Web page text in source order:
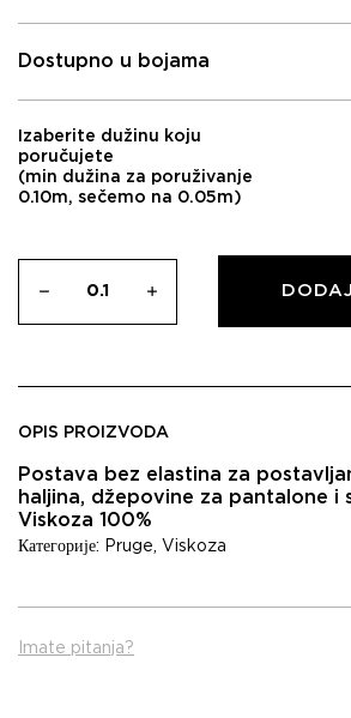
Dostupno u bojama
Izaberite dužinu koju
poručujete
(min dužina za poruživanje
0.10m, sečemo na 0.05m)
OPIS PROIZVODA
Postava bez elastina za
haljina, džepovine za pantalone i
Viskoza 100%
Категорије: Pruge, Viskoza
Imate pitanja?